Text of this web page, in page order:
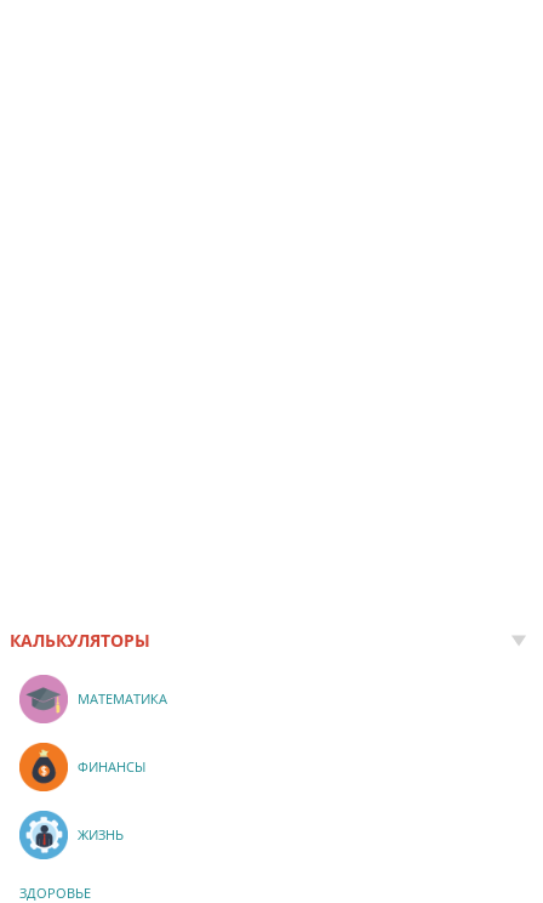
КАЛЬКУЛЯТОРЫ
МАТЕМАТИКА
ФИНАНСЫ
ЖИЗНЬ
ЗДОРОВЬЕ